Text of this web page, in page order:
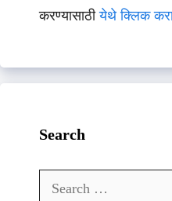
करण्यासाठीयेथे क्लिक
Search
Search